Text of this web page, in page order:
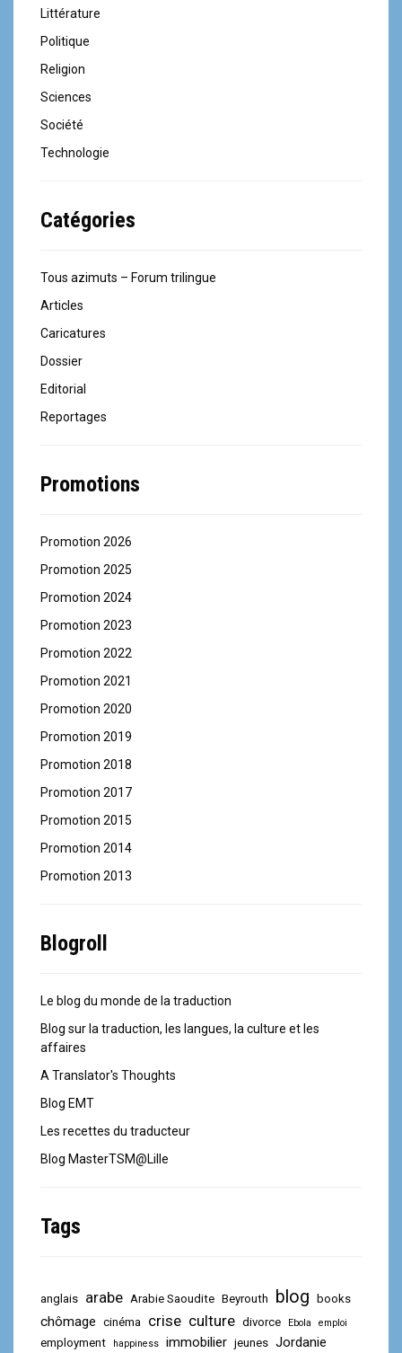
Littérature
Politique
Religion
Sciences
Société
Technologie
Catégories
Tous azimuts – Forum trilingue
Articles
Caricatures
Dossier
Editorial
Reportages
Promotions
Promotion 2026
Promotion 2025
Promotion 2024
Promotion 2023
Promotion 2022
Promotion 2021
Promotion 2020
Promotion 2019
Promotion 2018
Promotion 2017
Promotion 2015
Promotion 2014
Promotion 2013
Blogroll
Le blog du monde de la traduction
Blog sur la traduction, les langues, la culture et les
affaires
A Translator's Thoughts
Blog EMT
Les recettes du traducteur
Blog MasterTSM@Lille
Tags
anglais arabe Arabie Saoudite Beyrouth blog books
chômage cinéma crise culture divorce Ebola emploi
employment happiness immobilier jeunes Jordanie